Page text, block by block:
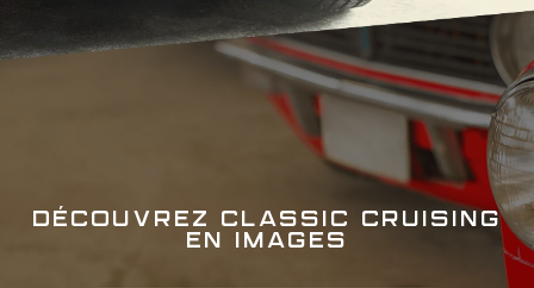
DÉCOUVREZ CLASSIC CRUISING
EN IMAGES